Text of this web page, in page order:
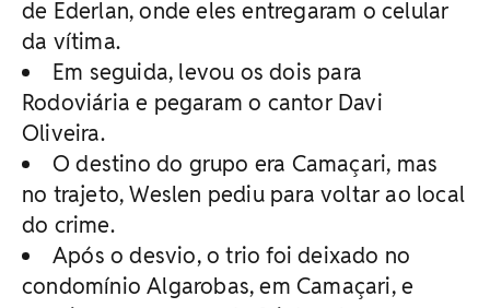
de Ederlan, onde eles entregaram o celular
da vítima.
Em seguida, levou os dois para
Rodoviária e pegaram o cantor Davi
Oliveira.
O destino do grupo era Camaçari, mas
no trajeto, Weslen pediu para voltar ao local
do crime.
Após o desvio, o trio foi deixado no
condomínio Algarobas, em Camaçari, e